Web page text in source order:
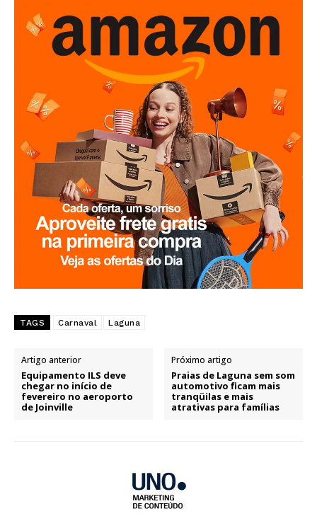
TAGS Carnaval Laguna
Artigo anterior
Equipamento ILS deve
chegar no início de
fevereiro no aeroporto
de Joinville
Próximo artigo
Praias de Laguna sem som
automotivo ficam mais
tranqüilas e mais
atrativas para famílias